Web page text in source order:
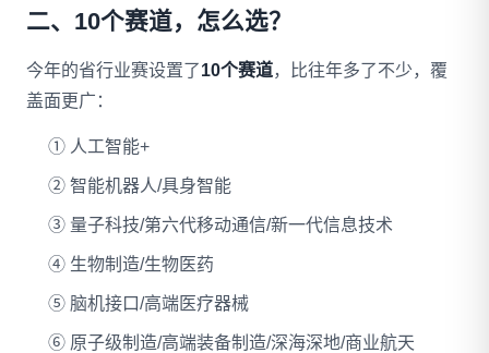
二、10个赛道，怎么选？
今年的省行业赛设置了10个赛道，比往年多了不少，覆
盖面更广：
① 人工智能+
② 智能机器人/具身智能
③ 量子科技/第六代移动通信/新一代信息技术
④ 生物制造/生物医药
⑤ 脑机接口/高端医疗器械
⑥ 原子级制造/高端装备制造/深海深地/商业航天